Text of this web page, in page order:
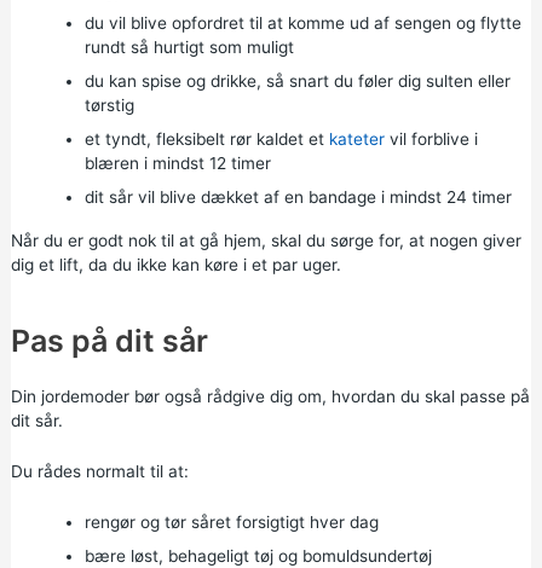
du vil blive opfordret til at komme ud af sengen og flytte
rundt så hurtigt som muligt
du kan spise og drikke, så snart du føler dig sulten eller
tørstig
et tyndt, fleksibelt rør kaldet et katetervil forblive i
blæren i mindst 12 timer
dit sår vil blive dækket af en bandage i mindst 24 timer
Når du er godt nok til at gå hjem, skal du sørge for, at nogen giver
dig et lift, da du ikke kan køre i et par uger.
Pas på dit sår
Din jordemoder bør også rådgive dig om, hvordan du skal passe på
dit sår.
Du rådes normalt til at:
rengør og tør såret forsigtigt hver dag
bære løst, behageligt tøj og bomuldsundertøj